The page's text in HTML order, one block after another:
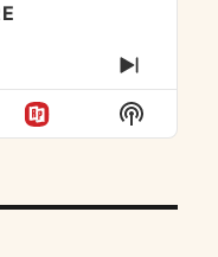
NEXT
Show
Podcast